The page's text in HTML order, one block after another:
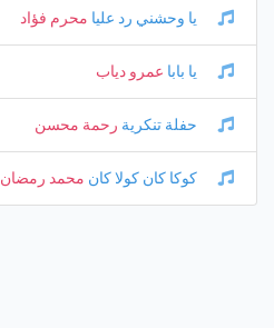
يا وحشني رد عليا محرم فؤاد
يا بابا عمرو دياب
حفلة تنكرية رحمة محسن
كوكا كان كولا كان محمد رمضان